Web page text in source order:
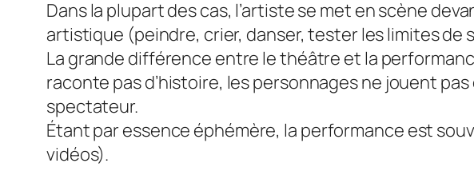
Dans la plupart des cas, l’artiste se met en scène
artistique (peindre, crier, danser, tester les limites de
La grande différence entre le théâtre et la
raconte pas d’histoire, les personnages ne jouent
spectateur.
Étant par essence éphémère, la performance est
vidéos).